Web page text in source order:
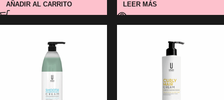
AÑADIR AL CARRITO LEER MÁS